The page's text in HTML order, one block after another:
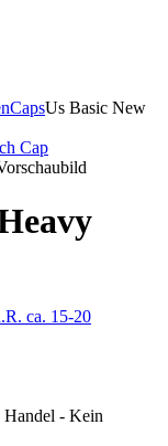
CapsUs Basic New
ca. 15-20
Handel - Kein